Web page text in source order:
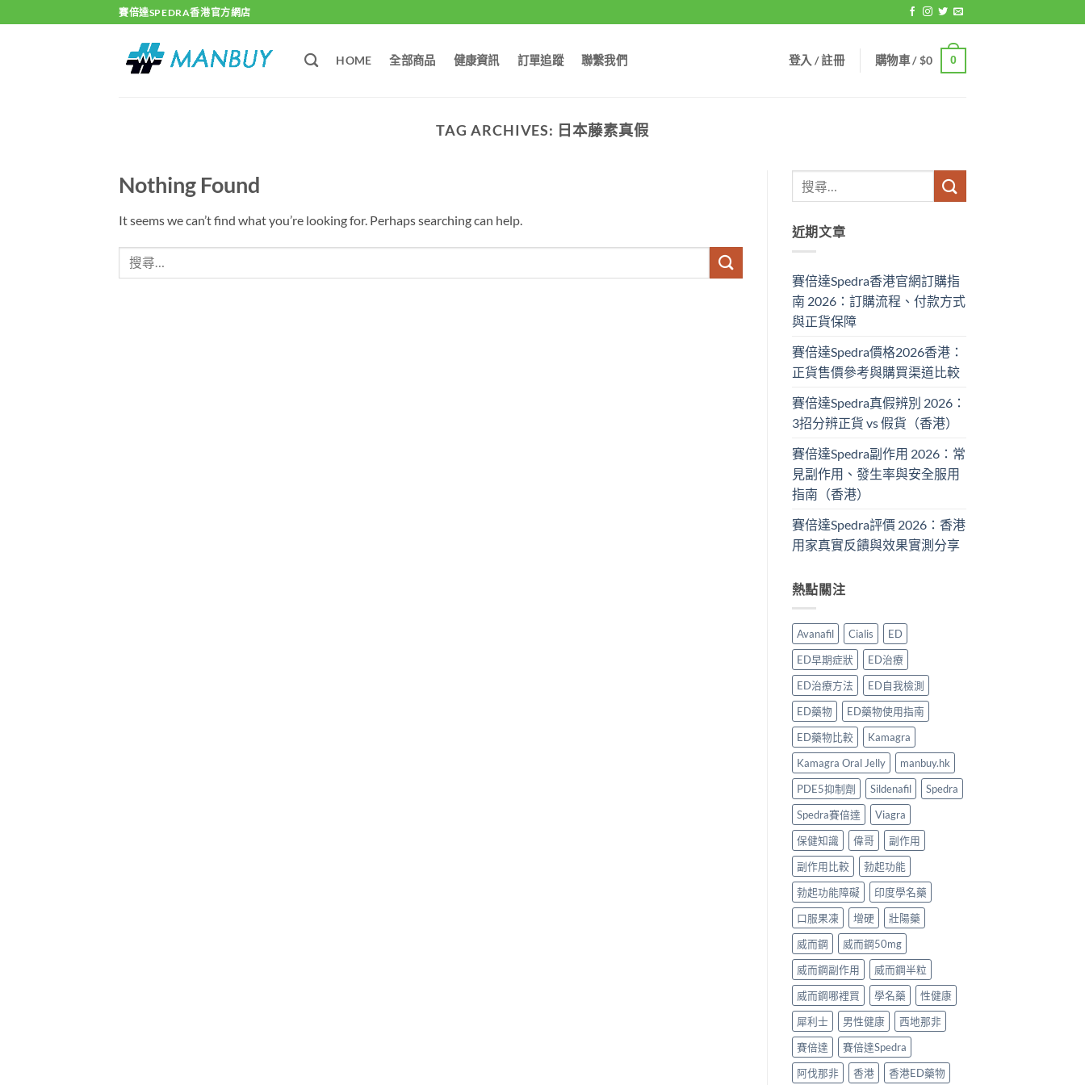
to
賽倍達SPEDRA香港官方網店
HOME 全部商品 健康資訊 訂單追蹤 聯繫我們 登入 / 註冊 購物車 /$0 0
TAG ARCHIVES: 日本藤素真假
Nothing Found
It seems we can’t find what you’re looking for. Perhaps searching can help.
近期文章
賽倍達Spedra香港官網訂購指
南 2026：訂購流程、付款方式
與正貨保障
賽倍達Spedra價格2026香港：
正貨售價參考與購買渠道比較
賽倍達Spedra真假辨別 2026：
3招分辨正貨 vs 假貨（香港）
賽倍達Spedra副作用 2026：常
見副作用、發生率與安全服用
指南（香港）
賽倍達Spedra評價 2026：香港
用家真實反饋與效果實測分享
熱點關注
Avanafil Cialis
ED
ED早期症狀
ED治療
ED治療方法
ED自我檢測
ED藥物
ED藥物使用指南
ED藥物比較
Kamagra
Kamagra Oral Jelly
manbuy.hk
PDE5抑制劑
Sildenafil
Spedra
Spedra賽倍達
Viagra
保健知識
偉哥
副作用
副作用比較
勃起功能
勃起功能障礙
印度學名藥
口服果凍
增硬
壯陽藥
威而鋼
威而鋼50mg
威而鋼副作用
威而鋼半粒
威而鋼哪裡買
學名藥
性健康
犀利士
男性健康
西地那非
賽倍達
賽倍達Spedra
阿伐那非
香港 香港ED藥物